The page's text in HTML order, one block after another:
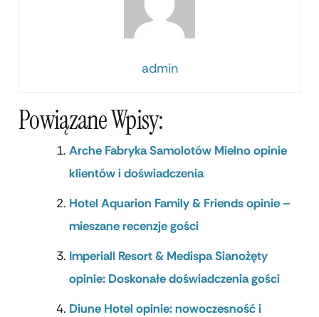
admin
Powiązane Wpisy:
Arche Fabryka Samolotów Mielno opinie
klientów i doświadczenia
Hotel Aquarion Family & Friends opinie –
mieszane recenzje gości
Imperiall Resort & Medispa Sianożęty
opinie: Doskonałe doświadczenia gości
Diune Hotel opinie: nowoczesność i